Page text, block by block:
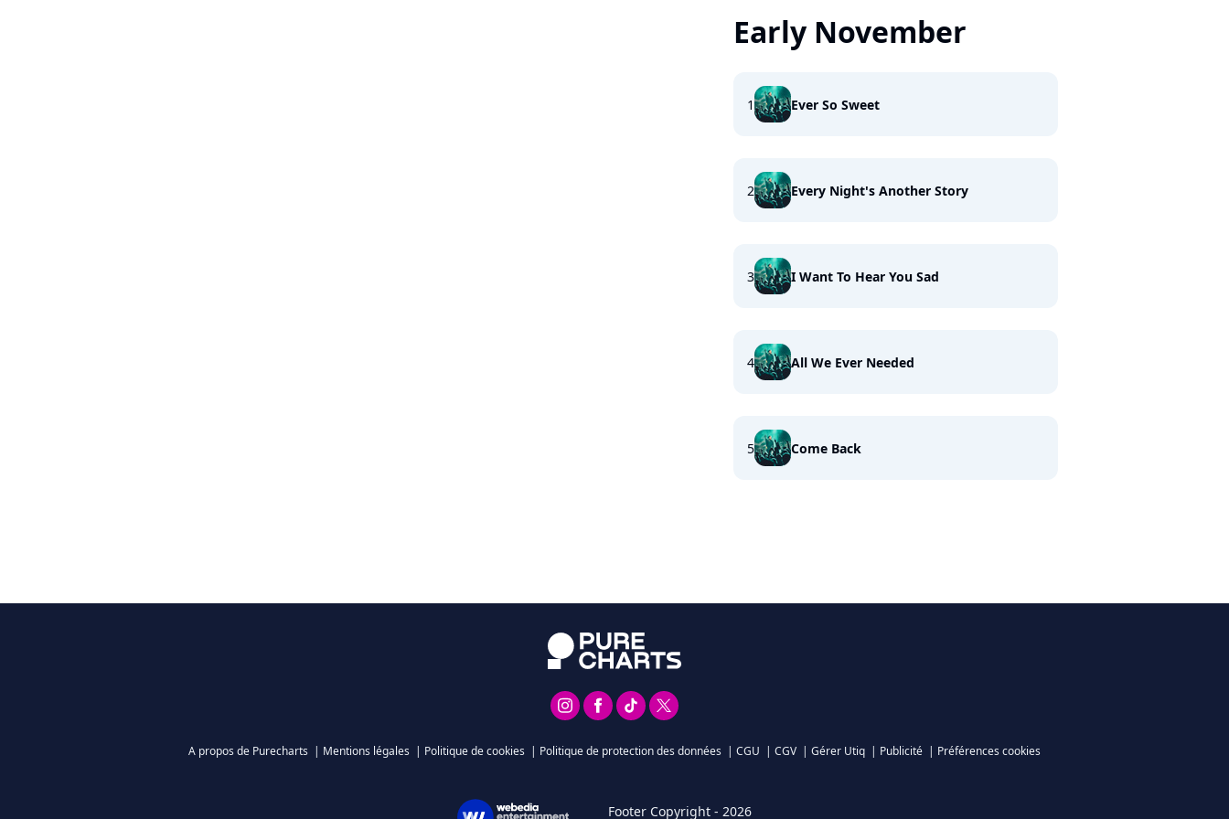
Early November
1 Ever So Sweet
2 Every Night's Another Story
3 I Want To Hear You Sad
4 All We Ever Needed
5 Come Back
A propos de Purecharts | Mentions légales | Politique de cookies | Politique de protection des données | CGU | CGV | Gérer Utiq | Publicité | Préférences cookies
Footer Copyright - 2026